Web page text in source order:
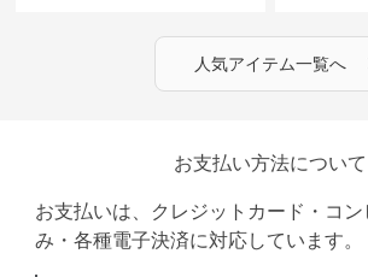
人気アイテム一覧へ
お支払い方法について
お支払いは、クレジットカード・コ
み・各種電子決済に対応しています。